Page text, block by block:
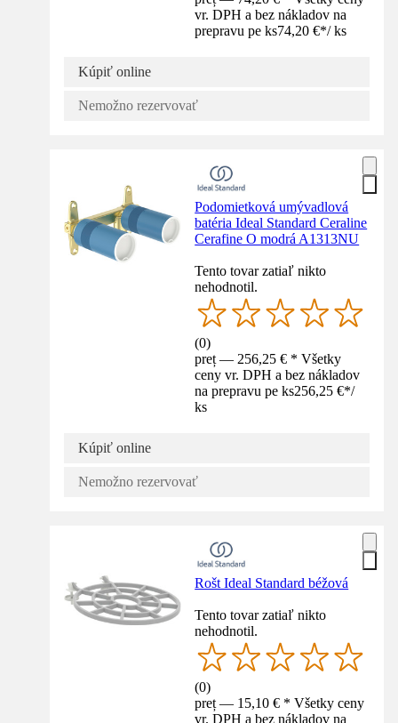
vr. DPH a bez nákladov na
prepravu pe ks74,20 €*/ ks
Kúpiť online
Nemožno rezervovať
Podomietková umývadlová
batéria Ideal Standard Ceraline
Cerafine O modrá A1313NU
Tento tovar zatiaľ nikto
nehodnotil.
(0)
preț — 256,25 € * Všetky
ceny vr. DPH a bez nákladov
na prepravu pe ks256,25 €*/
ks
Kúpiť online
Nemožno rezervovať
Rošt Ideal Standard béžová
Tento tovar zatiaľ nikto
nehodnotil.
(0)
preț — 15,10 € * Všetky ceny
vr. DPH a bez nákladov na